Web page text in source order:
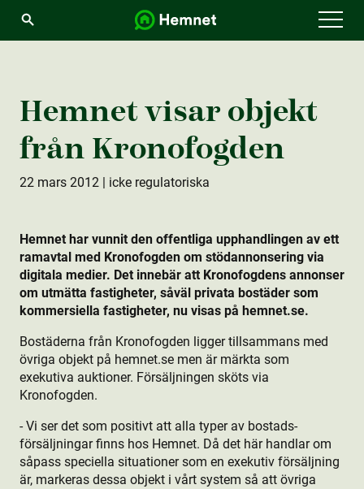
Hemnet visar objekt
från Kronofogden
22 mars 2012 | icke regulatoriska
Hemnet har vunnit den offentliga upphandlingen av ett
ramavtal med Kronofogden om stödannonsering via
digitala medier. Det innebär att Kronofogdens annonser
om utmätta fastigheter, såväl privata bostäder som
kommersiella fastigheter, nu visas på hemnet.se.
Bostäderna från Kronofogden ligger tillsammans med
övriga objekt på hemnet.se men är märkta som
exekutiva auktioner. Försäljningen sköts via
Kronofogden.
- Vi ser det som positivt att alla typer av bostads­
försäljningar finns hos Hemnet. Då det här handlar om
såpass speciella situationer som en exekutiv försäljning
är, markeras dessa objekt i vårt system så att övriga